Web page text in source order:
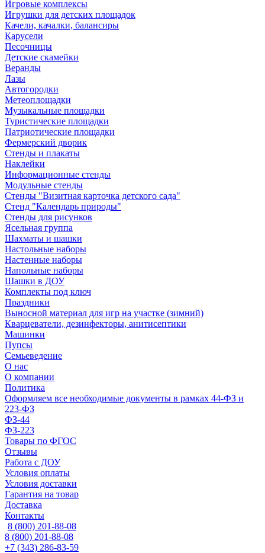
Игровые комплексы
Игрушки для детских площадок
Качели, качалки, балансиры
Карусели
Песочницы
Детские скамейки
Веранды
Лазы
Автогородки
Метеоплощадки
Музыкальные площадки
Туристические площадки
Патриотические площадки
Фермерский дворик
Стенды и плакаты
Наклейки
Информационные стенды
Модульные стенды
Стенды "Визитная карточка детского сада"
Стенд "Календарь природы"
Стенды для рисунков
Ясельная группа
Шахматы и шашки
Настольные наборы
Настенные наборы
Напольные наборы
Шашки в ДОУ
Комплекты под ключ
Праздники
Выносной материал для игр на участке (зимний)
Кварцеватели, дезинфекторы, анитисептики
Машинки
Пупсы
Семьеведение
О нас
О компании
Политика
Оформляем все необходимые документы в рамках 44-ФЗ и
223-ФЗ
ФЗ-44
ФЗ-223
Товары по ФГОС
Отзывы
Работа с ДОУ
Условия оплаты
Условия доставки
Гарантия на товар
Доставка
Контакты
8 (800) 201-88-08
8 (800) 201-88-08
+7 (343) 286-83-59